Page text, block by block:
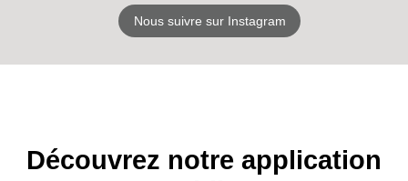
Nous suivre sur Instagram
Découvrez notre application